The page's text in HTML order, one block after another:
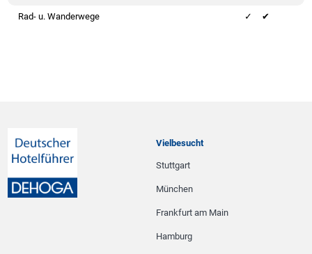
Rad- u. Wanderwege ✔
Vielbesucht
Stuttgart
München
Frankfurt am Main
Hamburg